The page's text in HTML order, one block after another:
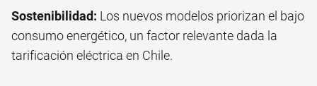
Sostenibilidad: Los nuevos modelos priorizan el bajo
consumo energético, un factor relevante dada la
tarificación eléctrica en Chile.